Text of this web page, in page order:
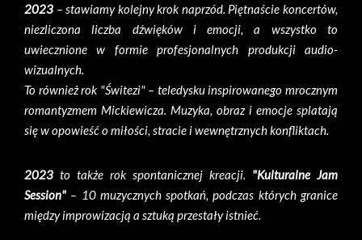
2023 – stawiamy kolejny krok naprzód. Piętnaście koncertów,
niezliczona liczba dźwięków i emocji, a wszystko to
uwiecznione w formie profesjonalnych produkcji audio-
wizualnych.
To również rok "Świtezi" – teledysku inspirowanego mrocznym
romantyzmem Mickiewicza. Muzyka, obraz i emocje splatają
się w opowieść o miłości, stracie i wewnętrznych konfliktach.
2023 to także rok spontanicznej kreacji. "Kulturalne Jam
Session" – 10 muzycznych spotkań, podczas których granice
między improwizacją a sztuką przestały istnieć.